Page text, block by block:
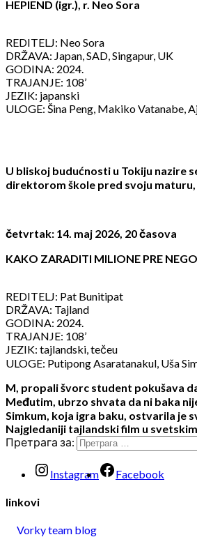
HEPIEND (igr.), r. Neo Sora
REDITELJ: Neo Sora
DRŽAVA: Japan, SAD, Singapur, UK
GODINA: 2024.
TRAJANJE: 108’
JEZIK: japanski
ULOGE: Šina Peng, Makiko Vatanabe,
U bliskoj budućnosti u Tokiju nazire
direktorom škole pred svoju
četvrtak: 14. maj 2026, 20 časova
KAKO ZARADITI MILIONE PRE
REDITELJ: Pat Bunitipat
DRŽAVA: Tajland
GODINA: 2024.
TRAJANJE: 108’
JEZIK: tajlandski, tečeu
ULOGE: Putipong Asaratanakul, Uša
M, propali švorc student pokušava
Međutim, ubrzo shvata da ni baka
Simkum, koja igra baku, ostvarila je
Najgledaniji tajlandski film u
Претрага за:
Instagram Facebook
linkovi
Vorky team blog